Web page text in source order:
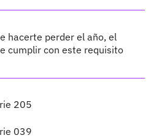
hacerte perder el año, el
cumplir con este requisito
205
039